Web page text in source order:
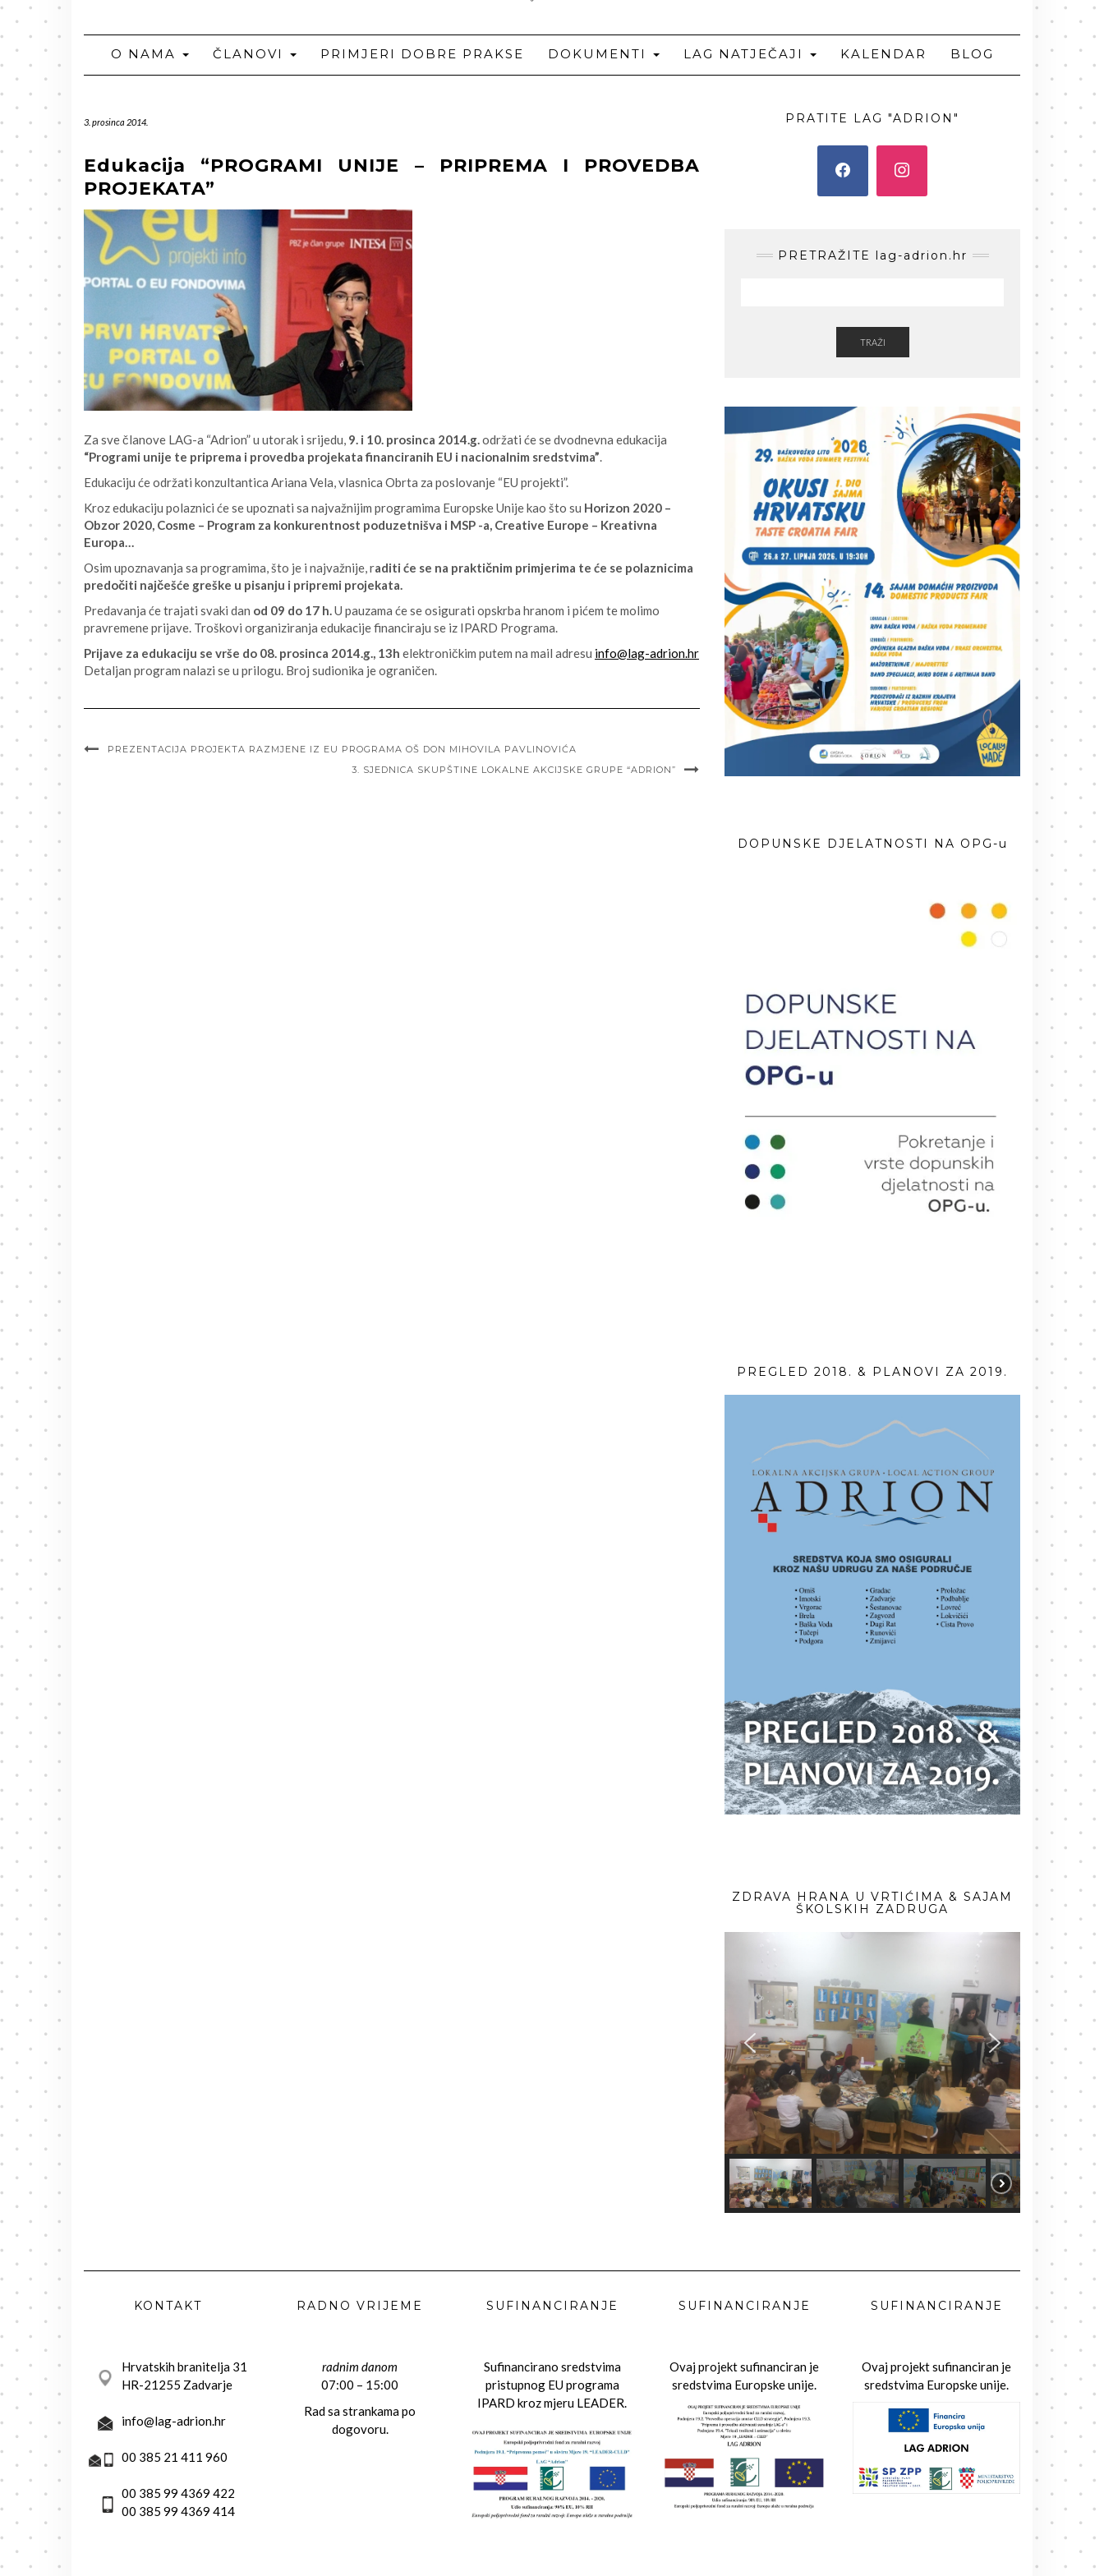
O NAMA ČLANOVI PRIMJERI DOBRE PRAKSE DOKUMENTI LAG NATJEČAJI KALENDAR BLOG
3. prosinca 2014.
Edukacija “PROGRAMI UNIJE – PRIPREMA I PROVEDBA
PROJEKATA”
Za sve članove LAG-a “Adrion” u utorak i srijedu, 9. i 10. prosinca 2014.g.održati će se dvodnevna edukacija
“Programi unije te priprema i provedba projekata financiranih EU i nacionalnim sredstvima”.
Edukaciju će održati konzultantica Ariana Vela, vlasnica Obrta za poslovanje “EU projekti”.
Kroz edukaciju polaznici će se upoznati sa najvažnijim programima Europske Unije kao što su Horizon 2020 –
Obzor 2020, Cosme – Program za konkurentnost poduzetnišva i MSP -a, Creative Europe – Kreativna
Europa…
Osim upoznavanja sa programima, što je i najvažnije, raditi će se na praktičnim primjerima te će se polaznicima
predočiti najčešće greške u pisanju i pripremi projekata.
Predavanja će trajati svaki dan od 09 do 17 h.U pauzama će se osigurati opskrba hranom i pićem te molimo
pravremene prijave. Troškovi organiziranja edukacije financiraju se iz IPARD Programa.
Prijave za edukaciju se vrše do 08. prosinca 2014.g., 13h elektroničkim putem na mail adresu info@lag-adrion.hr
Detaljan program nalazi se u prilogu. Broj sudionika je ograničen.
PREZENTACIJA PROJEKTA RAZMJENE IZ EU PROGRAMA OŠ DON MIHOVILA PAVLINOVIĆA
3. SJEDNICA SKUPŠTINE LOKALNE AKCIJSKE GRUPE “ADRION”
PRATITE LAG "ADRION"
PRETRAŽITE lag-adrion.hr
TRAŽI
DOPUNSKE DJELATNOSTI NA OPG-u
PREGLED 2018. & PLANOVI ZA 2019.
ZDRAVA HRANA U VRTIĆIMA & SAJAM
ŠKOLSKIH ZADRUGA
KONTAKT
Hrvatskih branitelja 31
HR-21255 Zadvarje
info@lag-adrion.hr
00 385 21 411 960
00 385 99 4369 422
00 385 99 4369 414
RADNO VRIJEME
radnim danom
07:00 – 15:00
Rad sa strankama po
dogovoru.
SUFINANCIRANJE
Sufinancirano sredstvima
pristupnog EU programa
IPARD kroz mjeru LEADER.
SUFINANCIRANJE
Ovaj projekt sufinanciran je
sredstvima Europske unije.
SUFINANCIRANJE
Ovaj projekt sufinanciran je
sredstvima Europske unije.